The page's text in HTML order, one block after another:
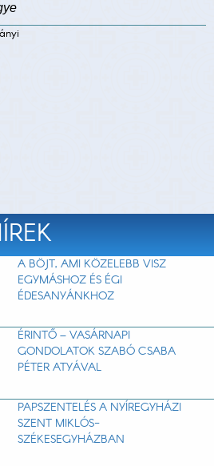
A BÖJT, AMI KÖZELEBB VISZ
EGYMÁSHOZ ÉS ÉGI
ÉDESANYÁNKHOZ
ÉRINTŐ – VASÁRNAPI
GONDOLATOK SZABÓ CSABA
PÉTER ATYÁVAL
PAPSZENTELÉS A NYÍREGYHÁZI
SZENT MIKLÓS-
SZÉKESEGYHÁZBAN